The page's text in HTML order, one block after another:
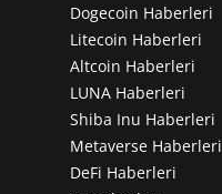
Dogecoin Haberleri
Litecoin Haberleri
Altcoin Haberleri
LUNA Haberleri
Shiba Inu Haberleri
Metaverse Haberleri
DeFi Haberleri